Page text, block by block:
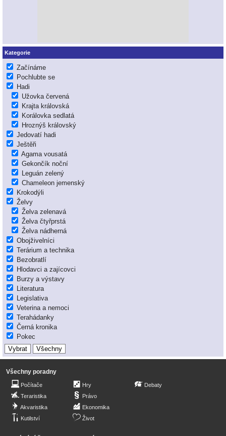
Kategorie
Začínáme
Pochlubte se
Hadi
Užovka červená
Krajta královská
Korálovka sedlatá
Hroznýš královský
Jedovatí hadi
Ještěři
Agama vousatá
Gekončík noční
Leguán zelený
Chameleon jemenský
Krokodýli
Želvy
Želva zelenavá
Želva čtyřprstá
Želva nádherná
Obojživelníci
Terárium a technika
Bezobratlí
Hlodavci a zajícovci
Burzy a výstavy
Literatura
Legislativa
Veterina a nemoci
Terahádanky
Černá kronika
Pokec
Všechny poradny
Počítače
Teraristika
Akvaristika
Kutilství
Hry
Právo
Ekonomika
Život
Debaty